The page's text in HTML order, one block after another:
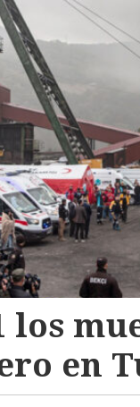
los
en